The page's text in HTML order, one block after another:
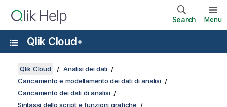
Search Menu
Qlik Cloud ®
Qlik Cloud
Analisi dei dati
Caricamento e modellamento dei dati di analisi
Caricamento dei dati di analisi
Sintassi dello script e funzioni grafiche